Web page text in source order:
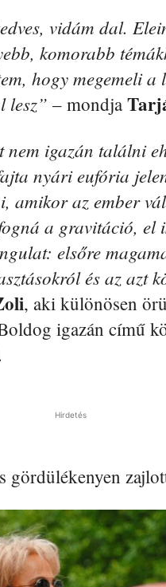
vidám dal.
komorabb
hogy megemeli a
lesz” – mondja
igazán találni
nyári eufória
amikor az ember
a gravitáció, el
elsőre
és az azt
, aki különösen
igazán című
Hirdetés
gördülékenyen